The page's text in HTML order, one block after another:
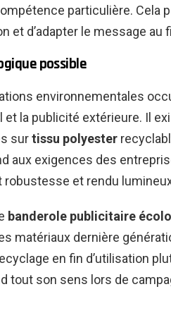
particulière. Cela
et d’adapter le message
possible
environnementales
et la publicité extérieure. Il
surtissu polyester
aux exigences des
robustesse et rendu
banderole publicitaire
matériaux dernière
en fin d’utilisation
tout son sens lors de